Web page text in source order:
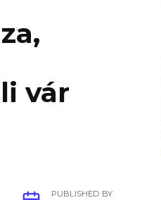
vár
PUBLISHED BY